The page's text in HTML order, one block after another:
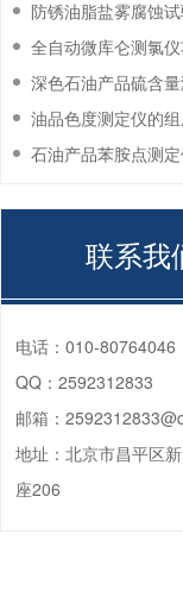
全自动微库仑测氯
油品色度测定仪的
石油产品苯胺点测
联系我
电话： 010-80764046
QQ： 2592312833
邮箱：
地址： 北京市昌平区
座206